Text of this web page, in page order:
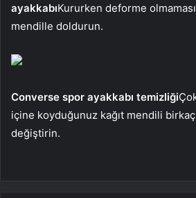
ayakkabıKururken deforme
mendille doldurun.
Converse spor ayakkabı temizliği
içine koyduğunuz kağıt mendili
değiştirin.